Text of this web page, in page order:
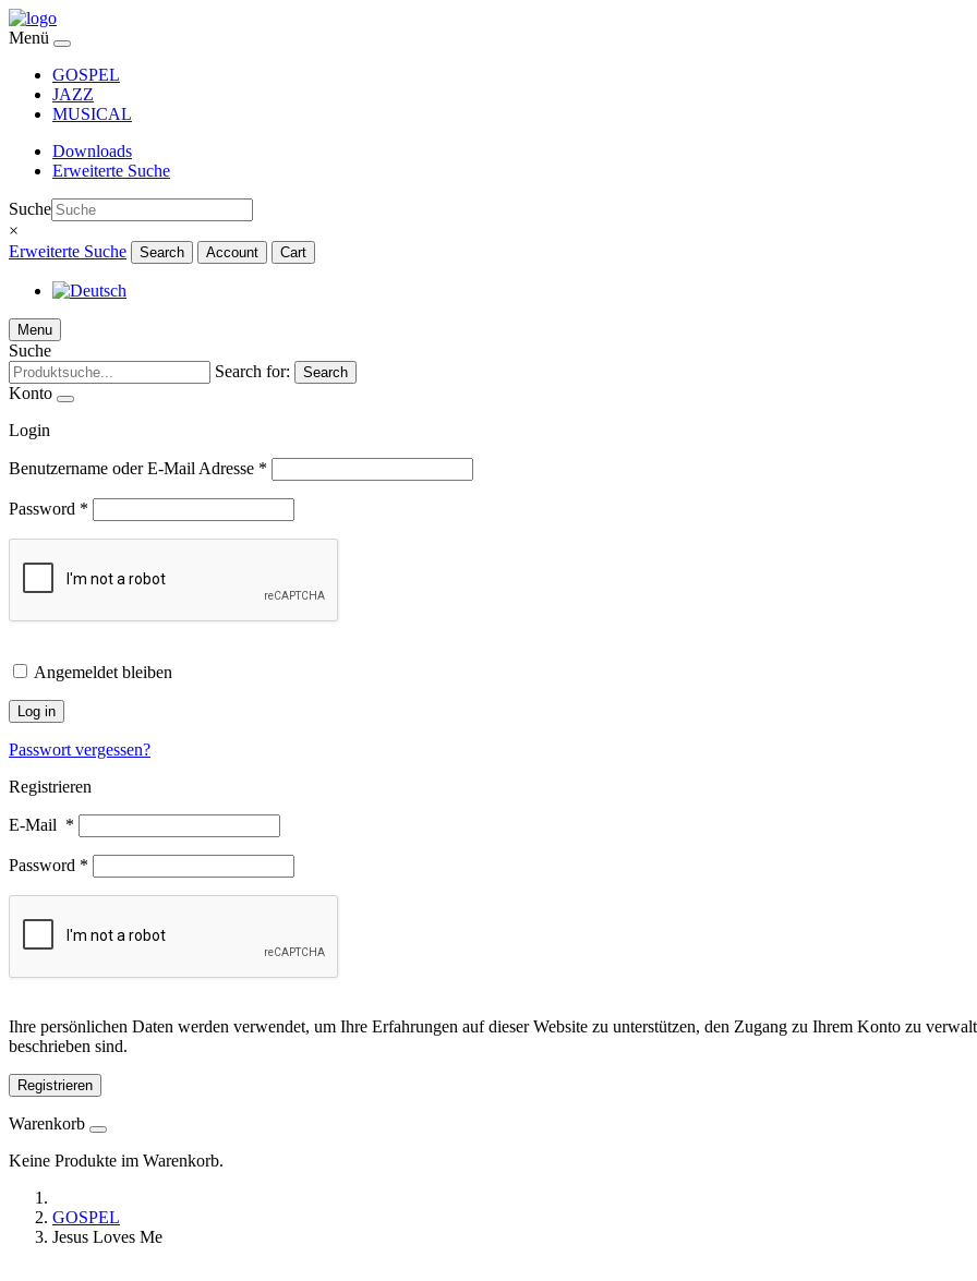
Menü
GOSPEL
JAZZ
MUSICAL
Downloads
Erweiterte Suche
Suche
×
Erweiterte Suche
Search Account Cart
Menu
Suche
Search for:
Search
Konto
Login
Benutzername oder E-Mail Adresse *
Password *
Angemeldet bleiben
Log in
Passwort vergessen?
Registrieren
E-Mail *
Password *
Ihre persönlichen Daten werden verwendet, um Ihre Erfahrungen auf dieser Website zu unterstützen, den Zugang zu Ihrem Konto zu
beschrieben sind.
Registrieren
Warenkorb
Keine Produkte im Warenkorb.
GOSPEL
Jesus Loves Me